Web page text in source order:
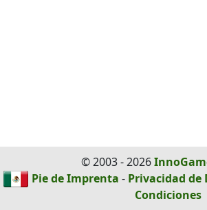
© 2003 - 2026
Pie de Imprenta - Privacidad de
Condiciones